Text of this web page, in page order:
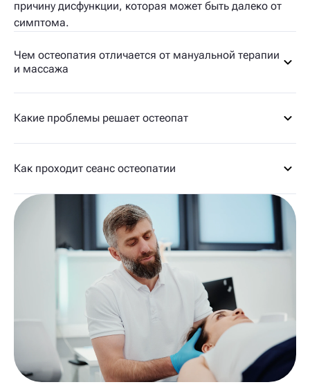
причину дисфункции, которая может быть далеко от
симптома.
Чем остеопатия отличается от мануальной терапии
и массажа
Какие проблемы решает остеопат
Как проходит сеанс остеопатии